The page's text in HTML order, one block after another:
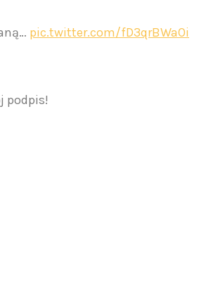
pic.twitter.com/fD3qrBWaOi
podpis!